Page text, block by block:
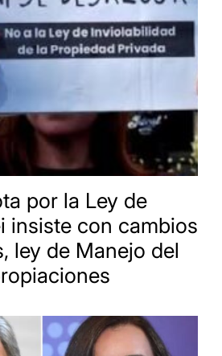
por la Ley de
insiste con cambios
ley de Manejo del